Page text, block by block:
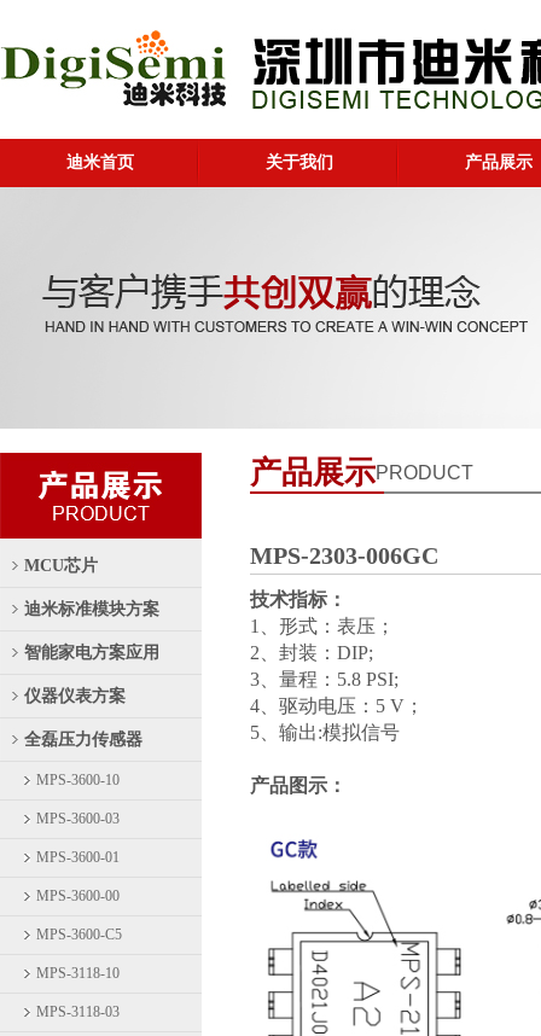
迪米首页 关于我们 产品展示
MCU芯片
迪米标准模块方案
智能家电方案应用
仪器仪表方案
全磊压力传感器
MPS-3600-10
MPS-3600-03
MPS-3600-01
MPS-3600-00
MPS-3600-C5
MPS-3118-10
MPS-3118-03
产品展示PRODUCT
MPS-2303-006GC
技术指标：
1、形式：表压；
2、封装： DIP;
3、量程：5.8 PSI;
4、驱动电压： 5 V ；
5、输出:模拟信号
产品图示：